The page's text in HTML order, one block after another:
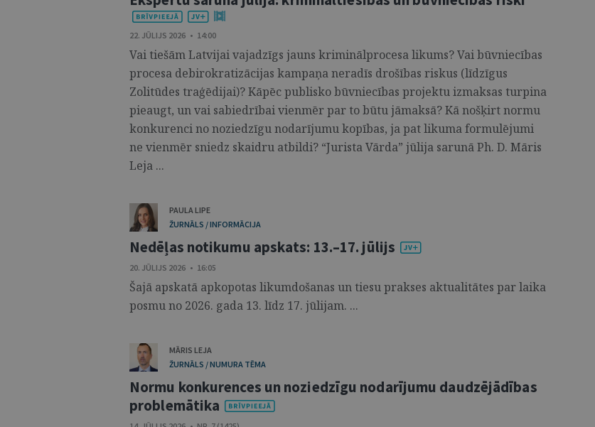
22. JŪLIJS 2026 • 14:00
Vai tiešām Latvijai vajadzīgs jauns kriminālprocesa likums? Vai būvniecības
procesa debirokratizācijas kampaņa neradīs drošības riskus (līdzīgus
Zolitūdes traģēdijai)? Kāpēc publisko būvniecības projektu izmaksas turpina
pieaugt, un vai sabiedrībai vienmēr par to būtu jāmaksā? Kā nošķirt normu
konkurenci no noziedzīgu nodarījumu kopības, ja pat likuma formulējumi
ne vienmēr sniedz skaidru atbildi? “Jurista Vārda” jūlija sarunā Ph. D. Māris
Leja ...
PAULA LIPE
ŽURNĀLS / INFORMĀCIJA
Nedēļas notikumu apskats: 13.–17. jūlijs
20. JŪLIJS 2026 • 16:05
Šajā apskatā apkopotas likumdošanas un tiesu prakses aktualitātes par laika
posmu no 2026. gada 13. līdz 17. jūlijam. ...
MĀRIS LEJA
ŽURNĀLS / NUMURA TĒMA
Normu konkurences un noziedzīgu nodarījumu daudzējādības
problemātika